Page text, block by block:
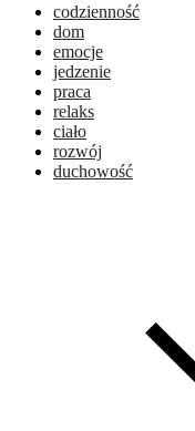
codzienność
dom
emocje
jedzenie
praca
relaks
ciało
rozwój
duchowość